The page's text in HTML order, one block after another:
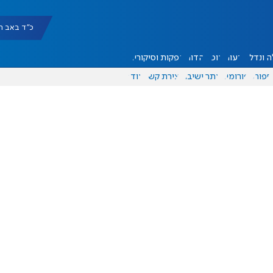
כ"ד באב תשפ"ו
ונדל"ן דעות אוכל יהדות הפקות וסיקורים
ספורט פורומים אתר ישיבה יצירת קשר עוד